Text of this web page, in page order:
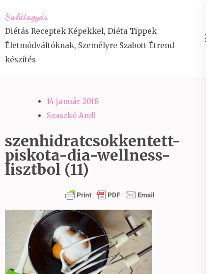
to
content
(Press
Enter)
Salátagyár
Diétás Receptek Képekkel, Diéta Tippek
Életmódváltóknak, Személyre Szabott Étrend
készítés
14 január 2018
Szaszkó Andi
szenhidratcsokkentett-
piskota-dia-wellness-
lisztbol (11)